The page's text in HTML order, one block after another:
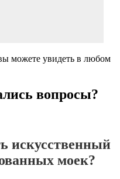
можете увидеть в любом
вопросы?
искусственный
моек?